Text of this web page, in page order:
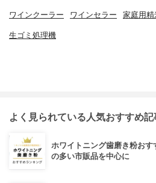
ワインクーラー ワインセラー 家庭用精
生ゴミ処理機
よく見られている人気おすすめ記
ホワイトニング歯磨き粉お
の多い市販品を中心に